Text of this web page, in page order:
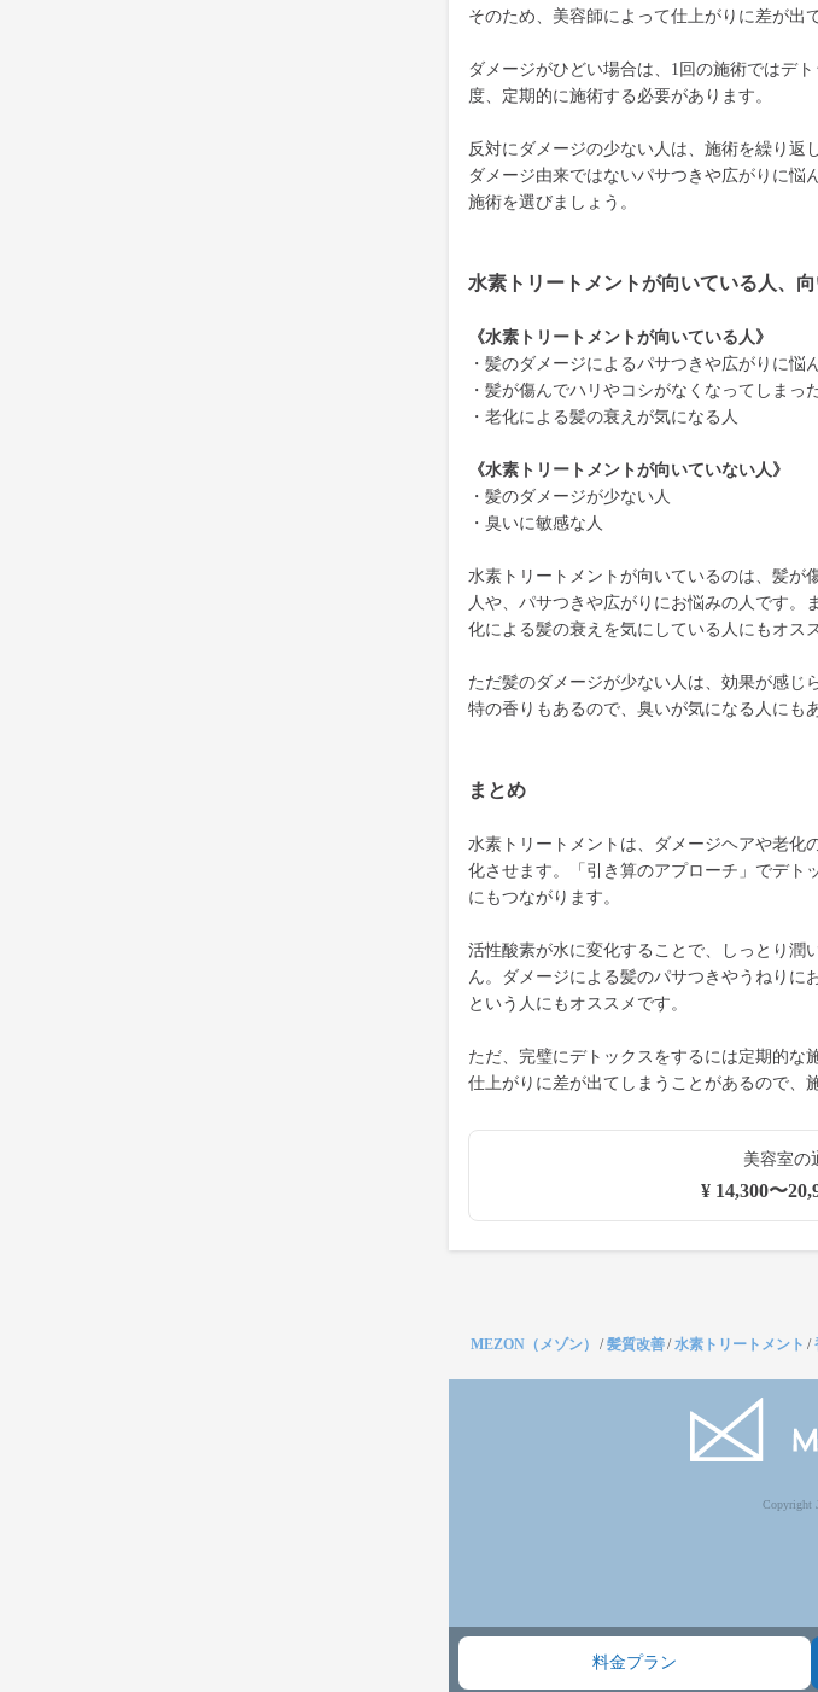
そのため、美容師によって仕上がりに差が出
ダメージがひどい場合は、1回の施術ではデ
度、定期的に施術する必要があります。
反対にダメージの少ない人は、施術を繰り返
ダメージ由来ではないパサつきや広がりに悩
施術を選びましょう。
水素トリートメントが向いている人、
《水素トリートメントが向いている人》
・髪のダメージによるパサつきや広がりに悩
・髪が傷んでハリやコシがなくなってしまっ
・老化による髪の衰えが気になる人
《水素トリートメントが向いていない人》
・髪のダメージが少ない人
・臭いに敏感な人
水素トリートメントが向いているのは、髪が
人や、パサつきや広がりにお悩みの人です。
化による髪の衰えを気にしている人にもオス
ただ髪のダメージが少ない人は、効果が感じ
特の香りもあるので、臭いが気になる人にも
まとめ
水素トリートメントは、ダメージヘアや老化
化させます。「引き算のアプローチ」でデト
にもつながります。
活性酸素が水に変化することで、しっとり潤
ん。ダメージによる髪のパサつきやうねりに
という人にもオススメです。
ただ、完璧にデトックスをするには定期的な
仕上がりに差が出てしまうことがあるので、
美容室の
¥ 14,300〜
料金プラン
MEZON（メゾン） /髪質改善/水素トリートメント /
Copyright